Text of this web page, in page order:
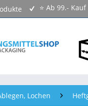
⭐ Ab 99.-
Lochen